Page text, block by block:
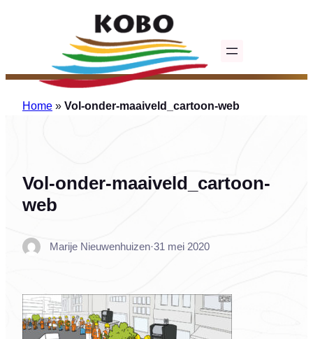
Home » Vol-onder-maaiveld_cartoon-web
Vol-onder-maaiveld_cartoon-
web
Marije Nieuwenhuizen·31 mei 2020